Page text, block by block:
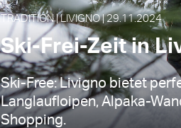
TRADITION | LIVIGNO | 29.11.2024
Ski-Frei-Zeit in
Ski-Free: Livigno bietet
Langlaufloipen, Alpaka-
Shopping.